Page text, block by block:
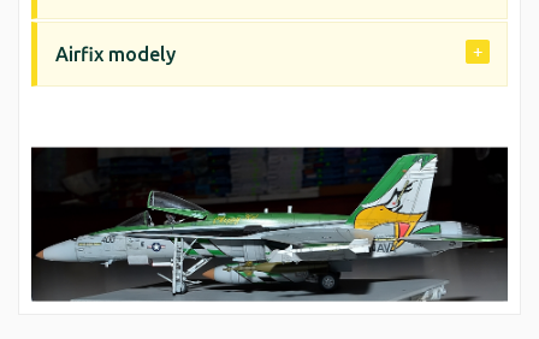
Airfix modely